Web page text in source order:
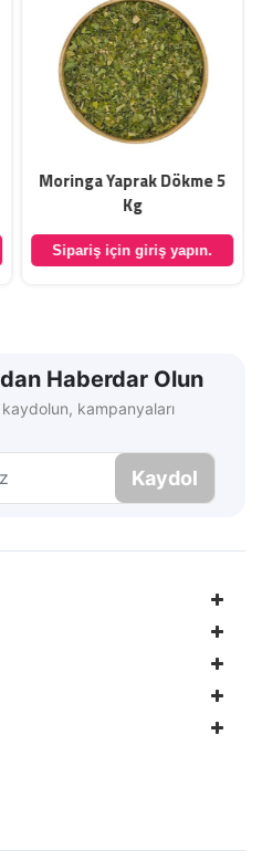
Moringa Yaprak Dökme 5
Kg
Sipariş için giriş yapın.
Haberdar Olun
kampanyaları
Kaydol